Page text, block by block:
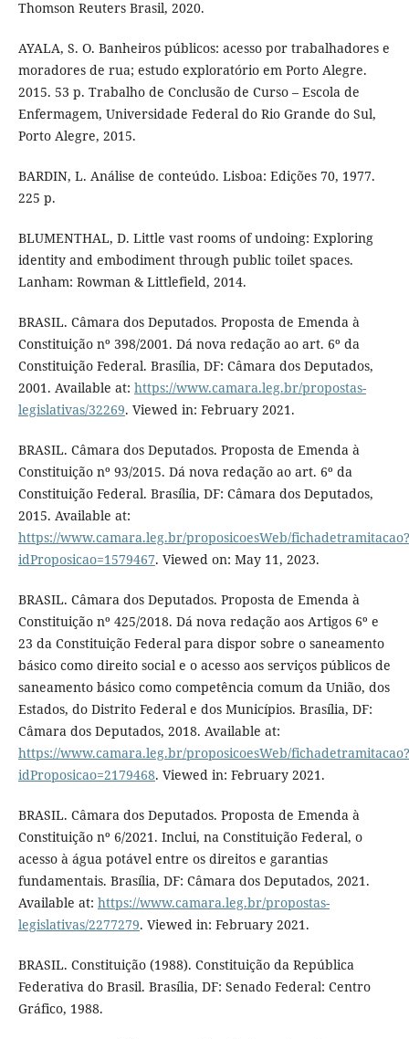
Thomson Reuters Brasil, 2020.
AYALA, S. O. Banheiros públicos: acesso por trabalhadores e
moradores de rua; estudo exploratório em Porto Alegre.
2015. 53 p. Trabalho de Conclusão de Curso – Escola de
Enfermagem, Universidade Federal do Rio Grande do Sul,
Porto Alegre, 2015.
BARDIN, L. Análise de conteúdo. Lisboa: Edições 70, 1977.
225 p.
BLUMENTHAL, D. Little vast rooms of undoing: Exploring
identity and embodiment through public toilet spaces.
Lanham: Rowman & Littlefield, 2014.
BRASIL. Câmara dos Deputados. Proposta de Emenda à
Constituição nº 398/2001. Dá nova redação ao art. 6º da
Constituição Federal. Brasília, DF: Câmara dos Deputados,
2001. Available at: https://www.camara.leg.br/propostas-
legislativas/32269. Viewed in: February 2021.
BRASIL. Câmara dos Deputados. Proposta de Emenda à
Constituição nº 93/2015. Dá nova redação ao art. 6º da
Constituição Federal. Brasília, DF: Câmara dos Deputados,
2015. Available at:
https://www.camara.leg.br/proposicoesWeb/fichadetramitacao?
idProposicao=1579467. Viewed on: May 11, 2023.
BRASIL. Câmara dos Deputados. Proposta de Emenda à
Constituição nº 425/2018. Dá nova redação aos Artigos 6º e
23 da Constituição Federal para dispor sobre o saneamento
básico como direito social e o acesso aos serviços públicos de
saneamento básico como competência comum da União, dos
Estados, do Distrito Federal e dos Municípios. Brasília, DF:
Câmara dos Deputados, 2018. Available at:
https://www.camara.leg.br/proposicoesWeb/fichadetramitacao?
idProposicao=2179468. Viewed in: February 2021.
BRASIL. Câmara dos Deputados. Proposta de Emenda à
Constituição nº 6/2021. Inclui, na Constituição Federal, o
acesso à água potável entre os direitos e garantias
fundamentais. Brasília, DF: Câmara dos Deputados, 2021.
Available at: https://www.camara.leg.br/propostas-
legislativas/2277279. Viewed in: February 2021.
BRASIL. Constituição (1988). Constituição da República
Federativa do Brasil. Brasília, DF: Senado Federal: Centro
Gráfico, 1988.